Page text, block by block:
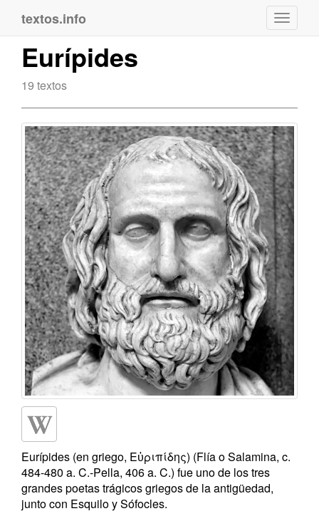
textos.info
Eurípides
19 textos
Eurípides (en griego, Εὐριπίδης) (Flía o Salamina, c.
484-480 a. C.-Pella, 406 a. C.) fue uno de los tres
grandes poetas trágicos griegos de la antigüedad,
junto con Esquilo y Sófocles.